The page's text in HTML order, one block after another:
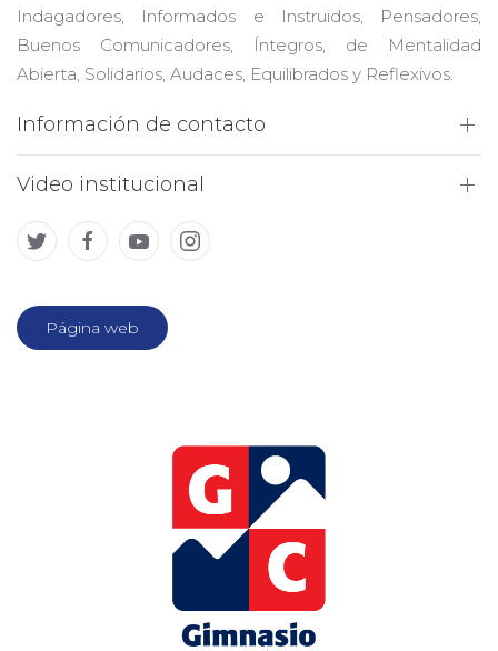
Indagadores, Informados e Instruidos, Pensadores,
Buenos Comunicadores, Íntegros, de Mentalidad
Abierta, Solidarios, Audaces, Equilibrados y Reflexivos.
Información de contacto
Video institucional
Página web